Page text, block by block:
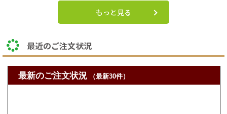
もっと見る
最近のご注文状況